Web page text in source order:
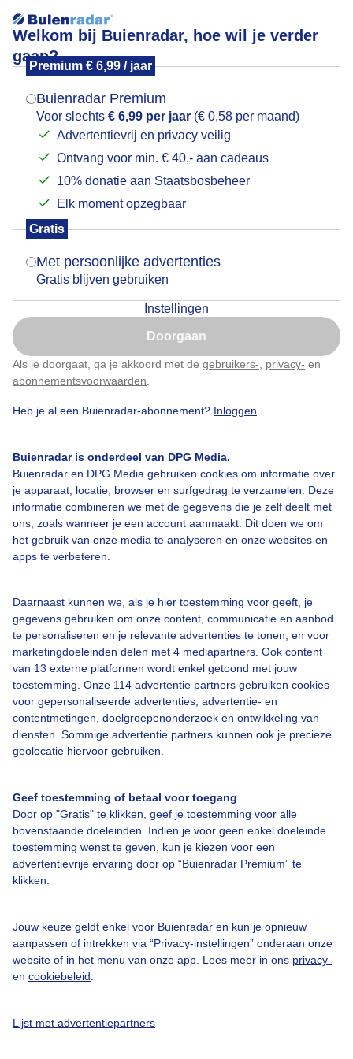
Welkom bij Buienradar, hoe wil je verder
gaan?
Premium € 6,99 / jaar
Buienradar Premium
Voor slechts € 6,99 per jaar (€ 0,58 per maand)
Advertentievrij en privacy veilig
Ontvang voor min. € 40,- aan cadeaus
10% donatie aan Staatsbosbeheer
Elk moment opzegbaar
Gratis
Met persoonlijke advertenties
Gratis blijven gebruiken
Instellingen
Doorgaan
Als je doorgaat, ga je akkoord met de gebruikers- privacy- en
abonnementsvoorwaarden
Heb je al een Buienradar-abonnement? Inloggen
Buienradar is onderdeel van DPG Media.
Buienradar en DPG Media gebruiken cookies om informatie over
je apparaat, locatie, browser en surfgedrag te verzamelen. Deze
informatie combineren we met de gegevens die je zelf deelt met
ons, zoals wanneer je een account aanmaakt. Dit doen we om
het gebruik van onze media te analyseren en onze websites en
apps te verbeteren.
Daarnaast kunnen we, als je hier toestemming voor geeft, je
gegevens gebruiken om onze content, communicatie en aanbod
te personaliseren en je relevante advertenties te tonen, en voor
marketingdoeleinden delen met 4 mediapartners. Ook content
van 13 externe platformen wordt enkel getoond met jouw
toestemming. Onze 114 advertentie partners gebruiken cookies
voor gepersonaliseerde advertenties, advertentie- en
contentmetingen, doelgroepenonderzoek en ontwikkeling van
diensten. Sommige advertentie partners kunnen ook je precieze
geolocatie hiervoor gebruiken.
Geef toestemming of betaal voor toegang
Door op "Gratis" te klikken, geef je toestemming voor alle
bovenstaande doeleinden. Indien je voor geen enkel doeleinde
toestemming wenst te geven, kun je kiezen voor een
advertentievrije ervaring door op “Buienradar Premium” te
klikken.
Jouw keuze geldt enkel voor Buienradar en kun je opnieuw
aanpassen of intrekken via “Privacy-instellingen” onderaan onze
website of in het menu van onze app. Lees meer in ons privacy-
en cookiebeleid
Lijst met advertentiepartners
Dreigende buienlucht.
Door: Adri Joosse Gemaakt: 14-05-2026, 16x bekeken
Dreigendebuienlucht Polder
Bekijk slideshow
Over Buienradar
Bedrijfsgegevens
Contact
Toegankelijkheid
Gebruikersvoorwaarden
Adverteren
Privacy beleid
Cookie beleid
Mogen we je locatie gebruiken voor het
Indien je hier nog geen akkoord op hebt gegeven,
verschijnt er zo een pop-up uit je browser waarin
Is goed, toon de popup
Nu niet, misschien later
Klik hierom dit aan te passen